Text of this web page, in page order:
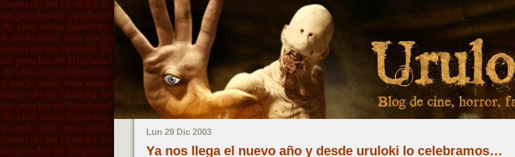
Lun 29 Dic 2003
Ya nos llega el nuevo año y desde uruloki lo celebramos…